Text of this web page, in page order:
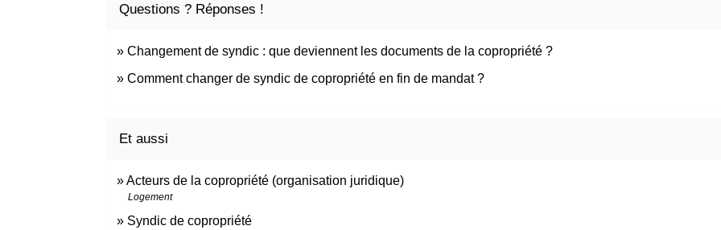
Questions ? Réponses !
Changement de syndic : que deviennent les documents de la copropriété ?
Comment changer de syndic de copropriété en fin de mandat ?
Et aussi
Acteurs de la copropriété (organisation juridique)
Logement
Syndic de copropriété